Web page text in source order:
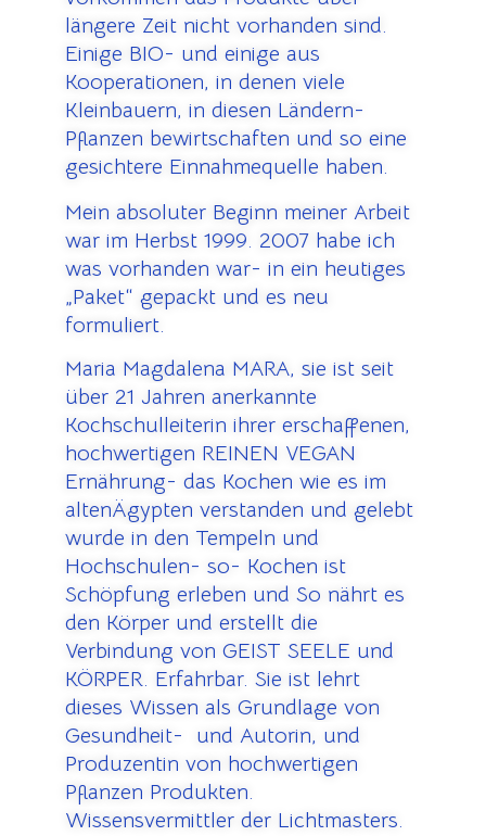
längere Zeit nicht vorhanden sind.
Einige BIO- und einige aus
Kooperationen, in denen viele
Kleinbauern, in diesen Ländern-
Pflanzen bewirtschaften und so eine
gesichtere Einnahmequelle haben.
Mein absoluter Beginn meiner Arbeit
war im Herbst 1999. 2007 habe ich
was vorhanden war- in ein heutiges
„Paket“ gepackt und es neu
formuliert.
Maria Magdalena MARA, sie ist seit
über 21 Jahren anerkannte
Kochschulleiterin ihrer erschaffenen,
hochwertigen REINEN VEGAN
Ernährung- das Kochen wie es im
altenÄgypten verstanden und gelebt
wurde in den Tempeln und
Hochschulen- so- Kochen ist
Schöpfung erleben und So nährt es
den Körper und erstellt die
Verbindung von GEIST SEELE und
KÖRPER. Erfahrbar. Sie ist lehrt
dieses Wissen als Grundlage von
Gesundheit- und Autorin, und
Produzentin von hochwertigen
Pflanzen Produkten.
Wissensvermittler der Lichtmasters.